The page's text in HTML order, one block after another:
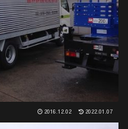
2016.12.02 2022.01.07